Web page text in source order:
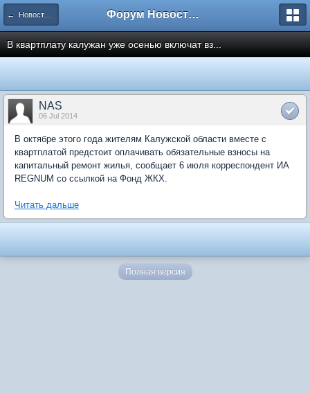
← Новости рынка недвижимости Форум Новостройки
В квартплату калужан уже осенью включат вз...
NAS
06 Jul 2014
В октябре этого года жителям Калужской области вместе с
квартплатой предстоит оплачивать обязательные взносы на
капитальный ремонт жилья, сообщает 6 июля корреспондент ИА
REGNUM со ссылкой на Фонд ЖКХ.
Читать дальше
Полная версия